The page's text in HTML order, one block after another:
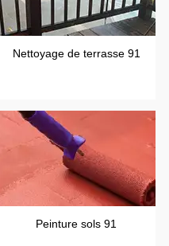
Nettoyage de terrasse 91
Peinture sols 91